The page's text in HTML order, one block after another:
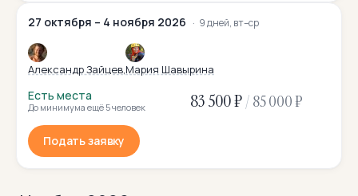
27 октября – 4 ноября 2026 9 дней, вт–ср
Александр Зайцев Мария Шавырина
Есть места
До минимума ещё 5 человек 83 500 ₽/85 000 ₽
Подать заявку